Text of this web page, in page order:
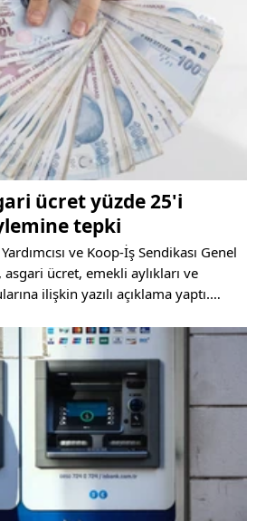
ücret yüzde 25'i
tepki
ve Koop-İş Sendikası Genel
asgari ücret, emekli aylıkları ve
ilişkin yazılı açıklama yaptı.
açıklamalarını eleştirdi.